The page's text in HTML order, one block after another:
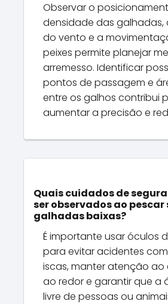
Observar o
densidade das galhadas,
do vento e a
peixes permite planejar
arremesso. Identificar
pontos de passagem e
entre os galhos contribui
aumentar a precisão e
Quais cuidados de
ser observados ao pescar
galhadas baixas?
É importante usar óculos
para evitar acidentes
iscas, manter atenção ao
ao redor e garantir que a
livre de pessoas ou